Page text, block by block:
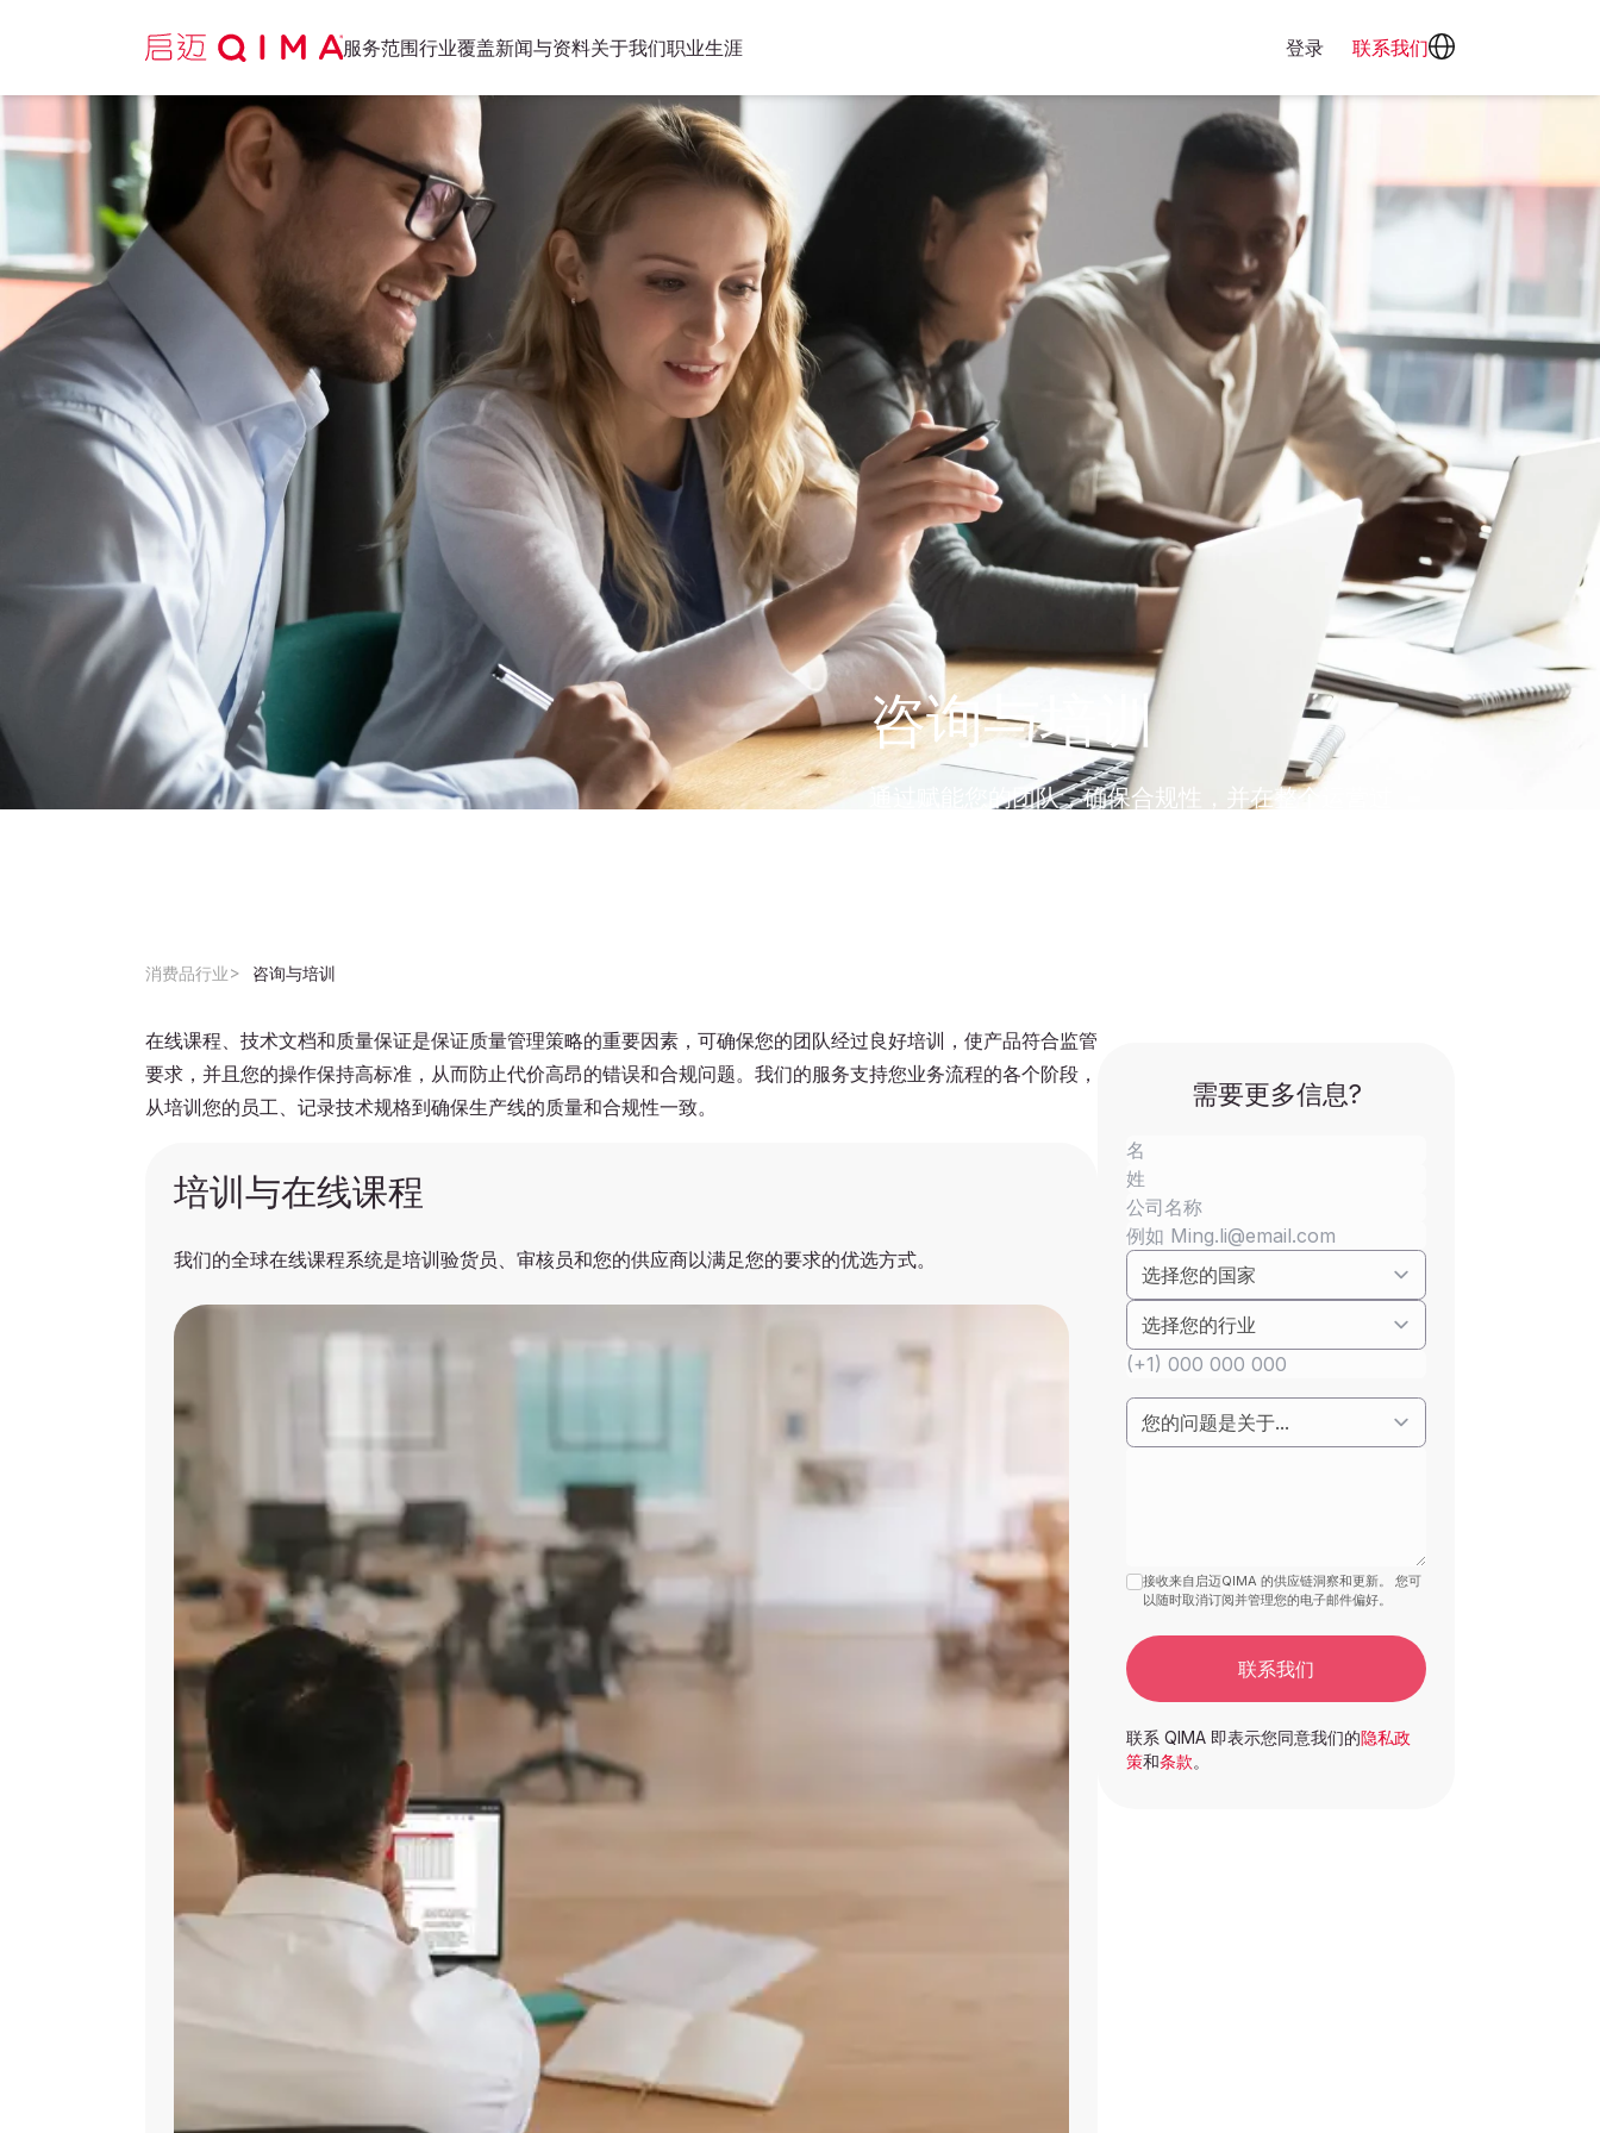
服务范围行业覆盖新闻与资料关于我们职业生涯 登录 联系我们
咨询与培训
通过赋能您的团队，确保合规性，并在整个运营过
消费品行业 咨询与培训
在线课程、技术文档和质量保证是保证质量管理策略的重要因素，可确保您的团队经过良好培训，使产品符合监管
要求，并且您的操作保持高标准，从而防止代价高昂的错误和合规问题。我们的服务支持您业务流程的各个阶段，
从培训您的员工、记录技术规格到确保生产线的质量和合规性一致。
培训与在线课程
我们的全球在线课程系统是培训验货员、审核员和您的供应商以满足您的要求的优选方式。
需要更多信息?
接收来自启迈QIMA 的供应链洞察和更新。 您可
以随时取消订阅并管理您的电子邮件偏好。
联系我们
联系 QIMA 即表示您同意我们的隐私政
策和条款。